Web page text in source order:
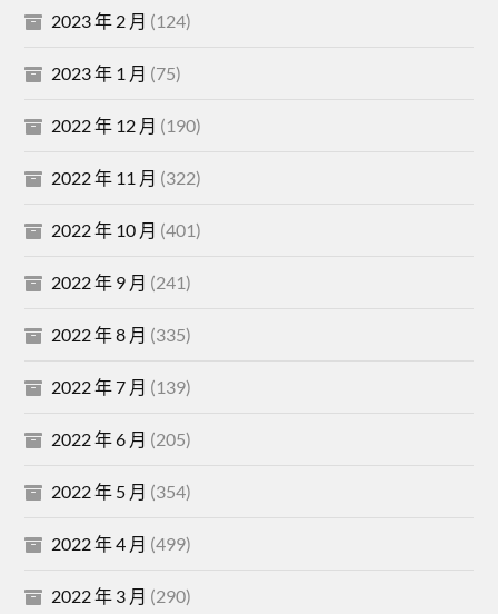
2023 年 2 月 (124)
2023 年 1 月 (75)
2022 年 12 月 (190)
2022 年 11 月 (322)
2022 年 10 月 (401)
2022 年 9 月 (241)
2022 年 8 月 (335)
2022 年 7 月 (139)
2022 年 6 月 (205)
2022 年 5 月 (354)
2022 年 4 月 (499)
2022 年 3 月 (290)